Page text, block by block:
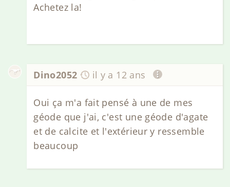
Achetez la!
Dino2052 il y a 12 ans
Oui ça m'a fait pensé à une de mes
géode que j'ai, c'est une géode d'agate
et de calcite et l'extérieur y ressemble
beaucoup